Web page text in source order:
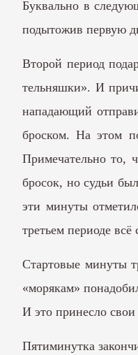
Буквально в
подытожив первую
Второй период
тельняшки». И
нападающий
броском. На этом
Примечательно то,
бросок, но судьи
эти минуты
третьем периоде всё
Стартовые минуты
«морякам»
И это принесло
Пятиминутка